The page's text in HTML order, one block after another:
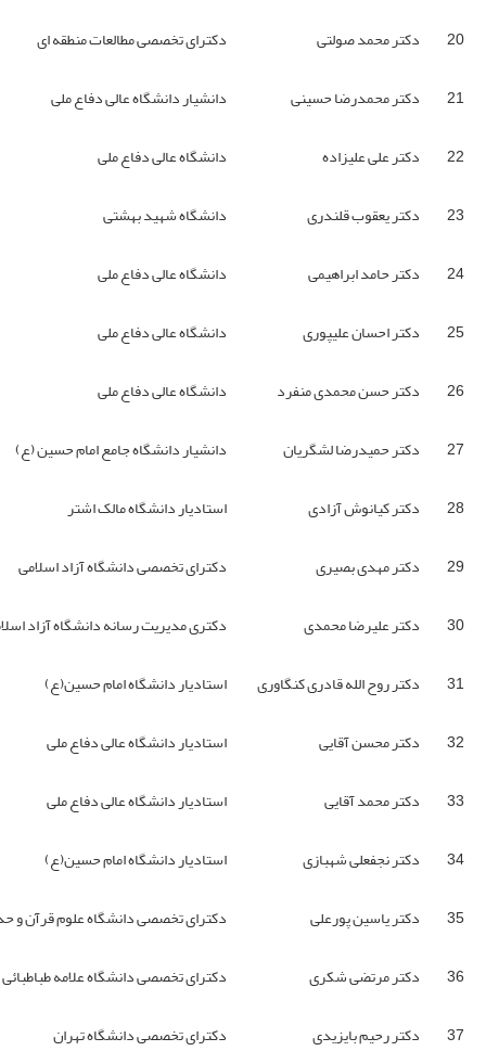
20 دکتر محمد صولتی
دکترای تخصصی مطالعات منطقه ای
21
دکتر محمدرضا حسینی
دانشیار دانشگاه عالی دفاع ملی
22
دکتر علی علیزاده
دانشگاه عالی دفاع ملی
23
دکتر یعقوب قلندری
دانشگاه شهید بهشتی
24
دکتر حامد ابراهیمی
دانشگاه عالی دفاع ملی
25
دکتر احسان علیپوری
دانشگاه عالی دفاع ملی
26
دکتر حسن محمدی منفرد
دانشگاه عالی دفاع ملی
27
دکتر حمیدرضا لشگریان
دانشیار دانشگاه جامع امام حسین (ع)
28
دکتر کیانوش آزادی
استادیار دانشگاه مالک اشتر
29
دکتر مهدی بصیری
دکترای تخصصی دانشگاه آزاد اسلامی
30
دکتر علیرضا محمدی
دکتری مدیریت رسانه دانشگاه آزاد
31
دکتر روح الله قادری کنگاوری
استادیار دانشگاه امام حسین(ع)
32
دکتر محسن آقایی
استادیار دانشگاه عالی دفاع ملی
33
دکتر محمد آقایی
استادیار دانشگاه عالی دفاع ملی
34
دکتر نجفعلی شهبازی
استادیار دانشگاه امام حسین(ع)
35
دکتر یاسین پورعلی
دکترای تخصصی دانشگاه علوم قرآن و
36
دکتر مرتضی شکری
دکترای تخصصی دانشگاه علامه طباطبائی
37
دکتر رحیم بایزیدی
دکترای تخصصی دانشگاه تهران